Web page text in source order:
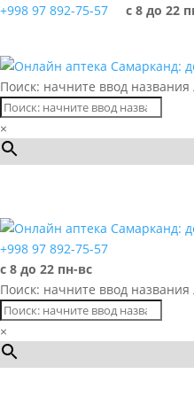
+998 97 892-75-57 с 8 до 22
Поиск: начните ввод названия
×
+998 97 892-75-57
с 8 до 22 пн-вс
Поиск: начните ввод названия
×